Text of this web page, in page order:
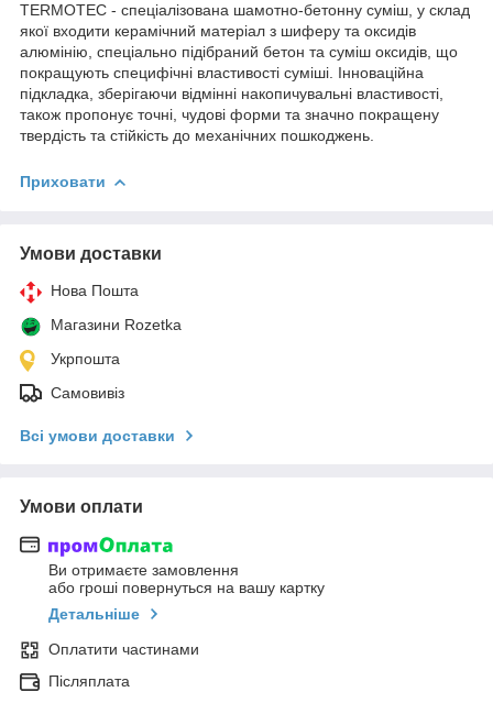
TERMOTEC - спеціалізована шамотно-бетонну суміш, у склад
якої входити керамічний матеріал з шиферу та оксидів
алюмінію, спеціально підібраний бетон та суміш оксидів, що
покращують специфічні властивості суміші. Інноваційна
підкладка, зберігаючи відмінні накопичувальні властивості,
також пропонує точні, чудові форми та значно покращену
твердість та стійкість до механічних пошкоджень.
Приховати
Умови доставки
Нова Пошта
Магазини Rozetka
Укрпошта
Самовивіз
Всі умови доставки
Умови оплати
Ви отримаєте замовлення
або гроші повернуться на вашу картку
Детальніше
Оплатити частинами
Післяплата